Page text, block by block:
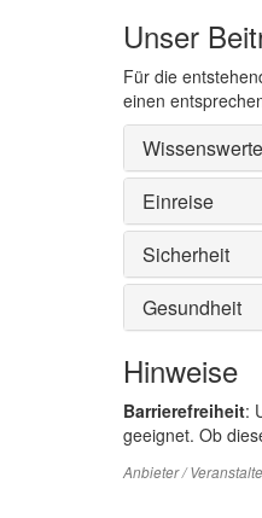
Unser
Für die
einen
Einreise
Sicherheit
Gesundheit
Hinweise
Barrierefreiheit:
geeignet. Ob
Anbieter /